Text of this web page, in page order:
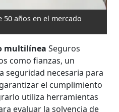
50 años en el mercado
multilínea Seguros
como fianzas, un
seguridad necesaria para
el cumplimiento
utiliza herramientas
evaluar la solvencia de